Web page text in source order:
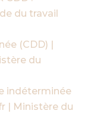
du travail
(CDD) |
du
indéterminée
| Ministère du